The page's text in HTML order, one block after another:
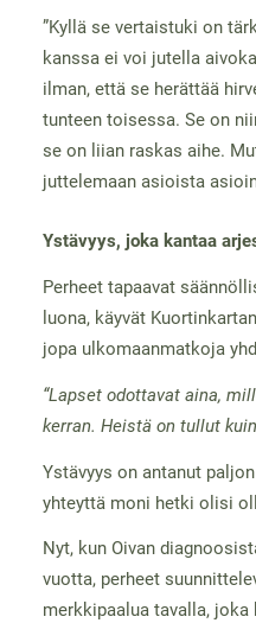
”Kyllä se vertaistuki on
kanssa ei voi jutella
ilman, että se herättää
tunteen toisessa. Se on
se on liian raskas aihe.
juttelemaan asioista
Ystävyys, joka kantaa
Perheet tapaavat
luona, käyvät
jopa ulkomaanmatkoja
“Lapset odottavat aina,
kerran. Heistä on tullut
Ystävyys on antanut
yhteyttä moni hetki olisi
Nyt, kun Oivan
vuotta, perheet
merkkipaalua tavalla,